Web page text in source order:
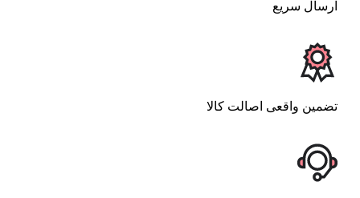
ارسال سریع
تضمین واقعی اصالت کالا